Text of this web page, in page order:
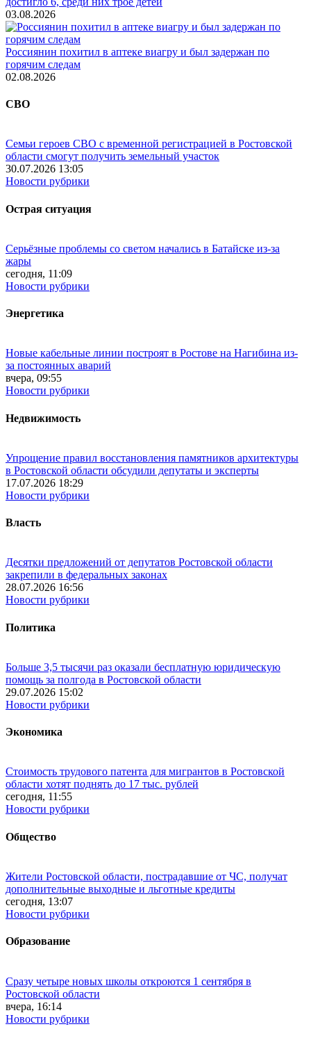
03.08.2026
Россиянин похитил в аптеке виагру и был задержан по
горячим следам
02.08.2026
СВО
Семьи героев СВО с временной регистрацией в Ростовской
области смогут получить земельный участок
30.07.2026 13:05
Новости рубрики
Острая ситуация
Серьёзные проблемы со светом начались в Батайске из-за
жары
сегодня, 11:09
Новости рубрики
Энергетика
Новые кабельные линии построят в Ростове на Нагибина из-
за постоянных аварий
вчера, 09:55
Новости рубрики
Недвижимость
Упрощение правил восстановления памятников архитектуры
в Ростовской области обсудили депутаты и эксперты
17.07.2026 18:29
Новости рубрики
Власть
Десятки предложений от депутатов Ростовской области
закрепили в федеральных законах
28.07.2026 16:56
Новости рубрики
Политика
Больше 3,5 тысячи раз оказали бесплатную юридическую
помощь за полгода в Ростовской области
29.07.2026 15:02
Новости рубрики
Экономика
Стоимость трудового патента для мигрантов в Ростовской
области хотят поднять до 17 тыс. рублей
сегодня, 11:55
Новости рубрики
Общество
Жители Ростовской области, пострадавшие от ЧС, получат
дополнительные выходные и льготные кредиты
сегодня, 13:07
Новости рубрики
Образование
Сразу четыре новых школы откроются 1 сентября в
Ростовской области
вчера, 16:14
Новости рубрики